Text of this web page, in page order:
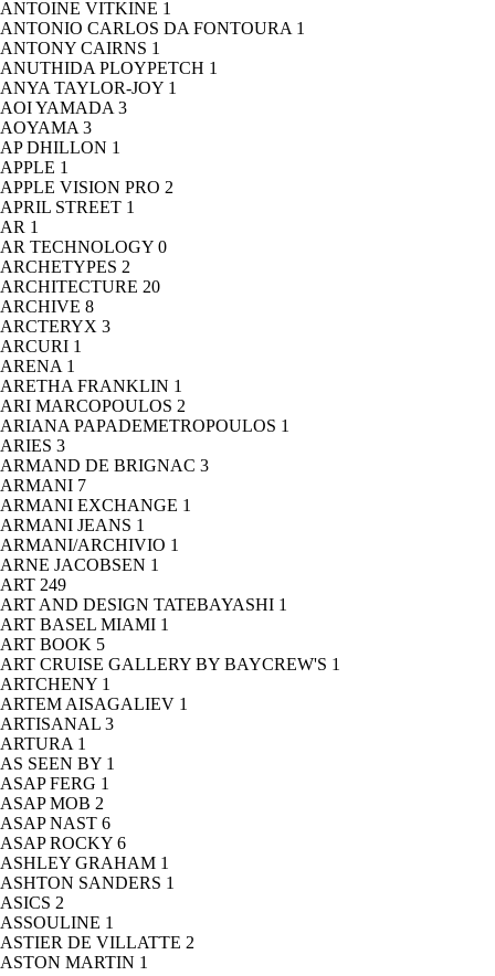
ANTOINE VITKINE 1
ANTONIO CARLOS DA FONTOURA 1
ANTONY CAIRNS 1
ANUTHIDA PLOYPETCH 1
ANYA TAYLOR-JOY 1
AOI YAMADA 3
AOYAMA 3
AP DHILLON 1
APPLE 1
APPLE VISION PRO 2
APRIL STREET 1
AR 1
AR TECHNOLOGY 0
ARCHETYPES 2
ARCHITECTURE 20
ARCHIVE 8
ARCTERYX 3
ARCURI 1
ARENA 1
ARETHA FRANKLIN 1
ARI MARCOPOULOS 2
ARIANA PAPADEMETROPOULOS 1
ARIES 3
ARMAND DE BRIGNAC 3
ARMANI 7
ARMANI EXCHANGE 1
ARMANI JEANS 1
ARMANI/ARCHIVIO 1
ARNE JACOBSEN 1
ART 249
ART AND DESIGN TATEBAYASHI 1
ART BASEL MIAMI 1
ART BOOK 5
ART CRUISE GALLERY BY BAYCREW'S 1
ARTCHENY 1
ARTEM AISAGALIEV 1
ARTISANAL 3
ARTURA 1
AS SEEN BY 1
ASAP FERG 1
ASAP MOB 2
ASAP NAST 6
ASAP ROCKY 6
ASHLEY GRAHAM 1
ASHTON SANDERS 1
ASICS 2
ASSOULINE 1
ASTIER DE VILLATTE 2
ASTON MARTIN 1